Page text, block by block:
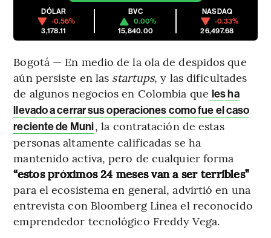
DÓLAR
-0.56%
3,178.11
BVC
0.00%
15,840.00
NASDAQ
-0.33%
26,497.68
Bogotá — En medio de la ola de despidos que
aún persiste en las startups, y las dificultades
de algunos negocios en Colombia que les ha
llevado a cerrar sus operaciones como fue el caso
reciente de Muni, la contratación de estas
personas altamente calificadas se ha
mantenido activa, pero de cualquier forma
“estos próximos 24 meses van a ser terribles”
para el ecosistema en general, advirtió en una
entrevista con Bloomberg Línea el reconocido
emprendedor tecnológico Freddy Vega.